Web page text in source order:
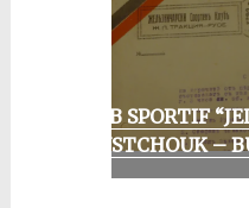
CLUB SPORTIF
ROUSTCHOUK –